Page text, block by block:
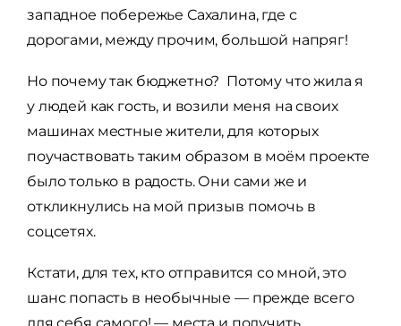
западное побережье Сахалина, где с
дорогами, между прочим, большой напряг!
Но почему так бюджетно? Потому что жила я
у людей как гость, и возили меня на своих
машинах местные жители, для которых
поучаствовать таким образом в моём проекте
было только в радость. Они сами же и
откликнулись на мой призыв помочь в
соцсетях.
Кстати, для тех, кто отправится со мной, это
шанс попасть в необычные — прежде всего